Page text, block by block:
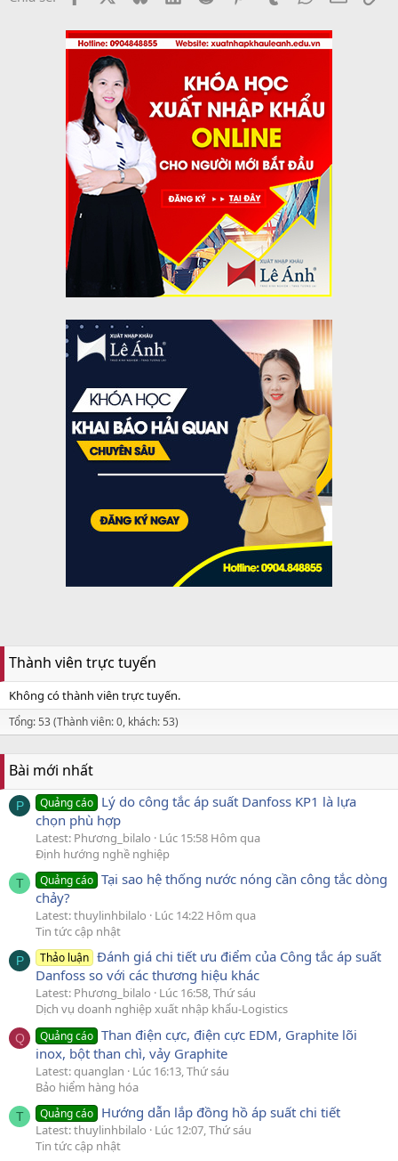
Thành viên trực tuyến
Không có thành viên trực tuyến.
Tổng: 53 (Thành viên: 0, khách: 53)
Bài mới nhất
P Quảng cáo Lý do công tắc áp suất Danfoss KP1 là lựa
chọn phù hợp
Latest: Phương_bilalo
Lúc 15:58 Hôm qua
Định hướng nghề nghiệp
T Quảng cáo Tại sao hệ thống nước nóng cần công tắc dòng
chảy?
Latest: thuylinhbilalo
Lúc 14:22 Hôm qua
Tin tức cập nhật
P Thảo luận Đánh giá chi tiết ưu điểm của Công tắc áp suất
Danfoss so với các thương hiệu khác
Latest: Phương_bilalo
Lúc 16:58, Thứ sáu
Dịch vụ doanh nghiệp xuất nhập khẩu-Logistics
Q Quảng cáo Than điện cực, điện cực EDM, Graphite lõi
inox, bột than chì, vảy Graphite
Latest: quanglan
Lúc 16:13, Thứ sáu
Bảo hiểm hàng hóa
T Quảng cáo Hướng dẫn lắp đồng hồ áp suất chi tiết
Latest: thuylinhbilalo
Lúc 12:07, Thứ sáu
Tin tức cập nhật